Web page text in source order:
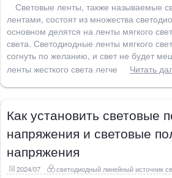
Световые ленты, также называемые
лентами, состоят из множества
основном делятся на ленты мягкого
света. Светодиодные ленты мягкого
согнуть по желанию, и свет не будет
ленты жесткого света легче
Читать
Как установить световые
напряжения и световые
напряжения
2024/07 светодиодный линейный источник